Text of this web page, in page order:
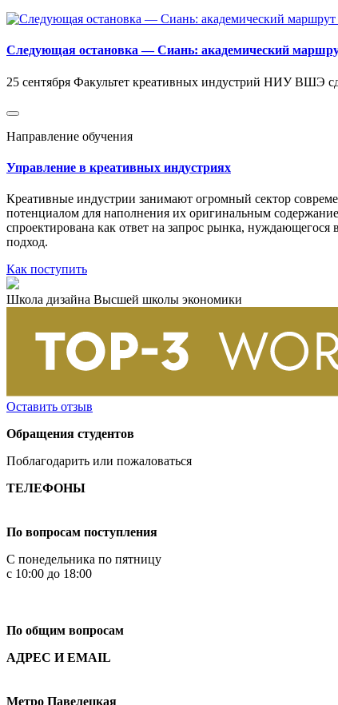
Следующая остановка — Сиань: академический
25 сентября Факультет креативных индустрий НИУ ВШЭ
Направление обучения
Управление в креативных индустриях
Креативные индустрии занимают огромный сектор
потенциалом для наполнения их оригинальным
спроектирована как ответ на запрос рынка,
подход.
Как поступить
Школа дизайна Высшей школы экономики
Оставить отзыв
Обращения студентов
Поблагодарить или пожаловаться
ТЕЛЕФОНЫ
По вопросам поступления
С понедельника по пятницу
с 10:00 до 18:00
По общим вопросам
АДРЕС И EMAIL
Метро Павелецкая